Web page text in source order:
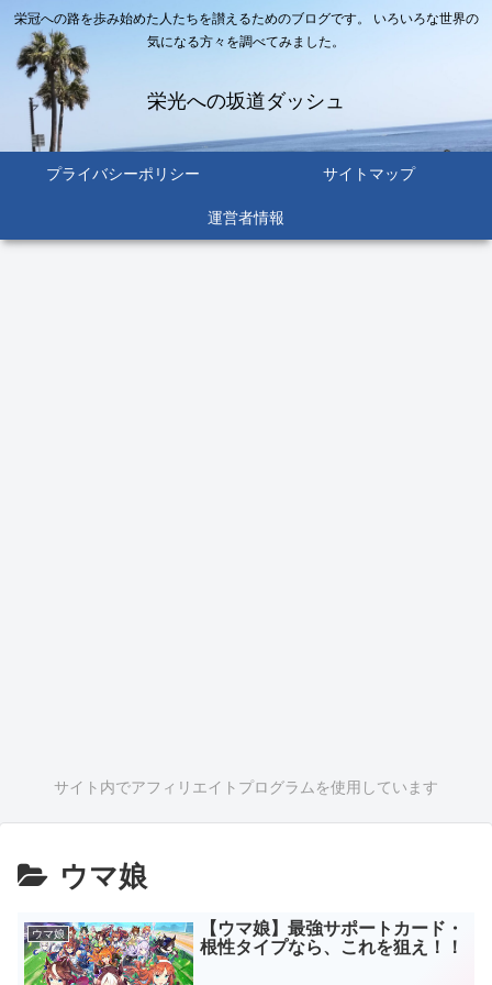
栄冠への路を歩み始めた人たちを讃えるためのブログです。 いろいろな世界の
気になる方々を調べてみました。
栄光への坂道ダッシュ
プライバシーポリシー サイトマップ
運営者情報
サイト内でアフィリエイトプログラムを使用しています
ウマ娘
ウマ娘
【ウマ娘】最強サポートカード・
根性タイプなら、これを狙え！！